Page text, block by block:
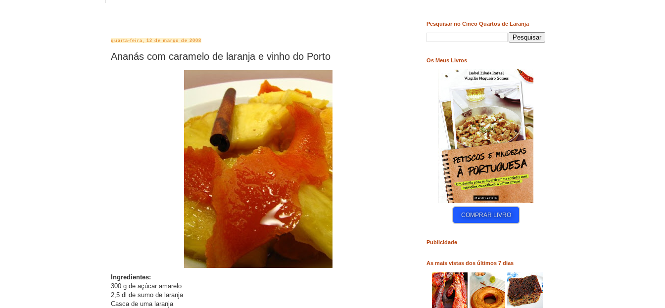
quarta-feira, 12 de março de 2008
Ananás com caramelo de laranja e vinho do Porto
Ingredientes:
300 g de açúcar amarelo
2,5 dl de sumo de laranja
Casca de uma laranja
Pesquisar no Cinco Quartos de Laranja
Os Meus Livros
COMPRAR LIVRO COMPRAR LIVRO COMPRAR LIVRO COMPRAR LIVRO
Publicidade
As mais vistas dos últimos 7 dias